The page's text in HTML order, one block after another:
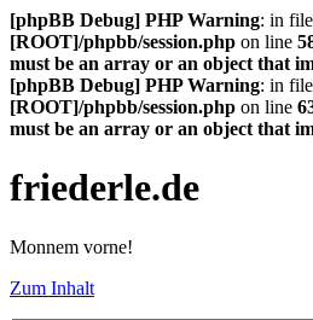
[phpBB Debug] PHP Warning: in file
[ROOT]/phpbb/session.php on line
must be an array or an object that
[phpBB Debug] PHP Warning: in file
[ROOT]/phpbb/session.php on line
must be an array or an object that
friederle.de
Monnem vorne!
Zum Inhalt